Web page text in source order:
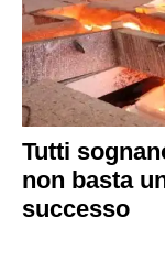
Tutti
non basta
successo